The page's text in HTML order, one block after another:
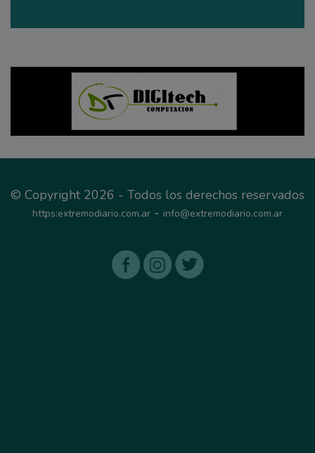
© Copyright 2026 - Todos los derechos reservados
https:extremodiario.com.ar - info@extremodiario.com.ar